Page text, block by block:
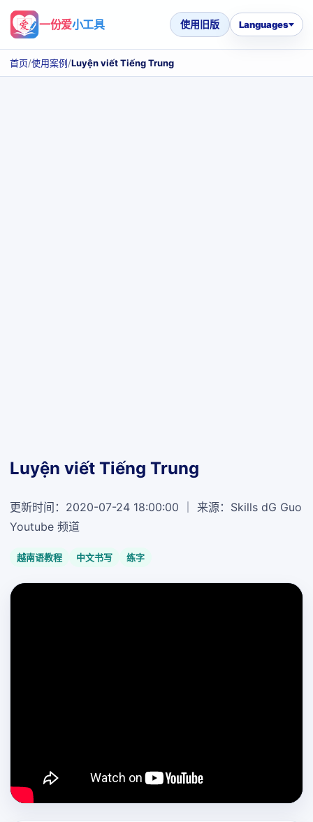
一份爱小工具 使用旧版 Languages
首页/使用案例/Luyện viết Tiếng Trung
Luyện viết Tiếng Trung
更新时间：2020-07-24 18:00:00 ｜ 来源：Skills dG Guo
Youtube 频道
越南语教程 中文书写 练字